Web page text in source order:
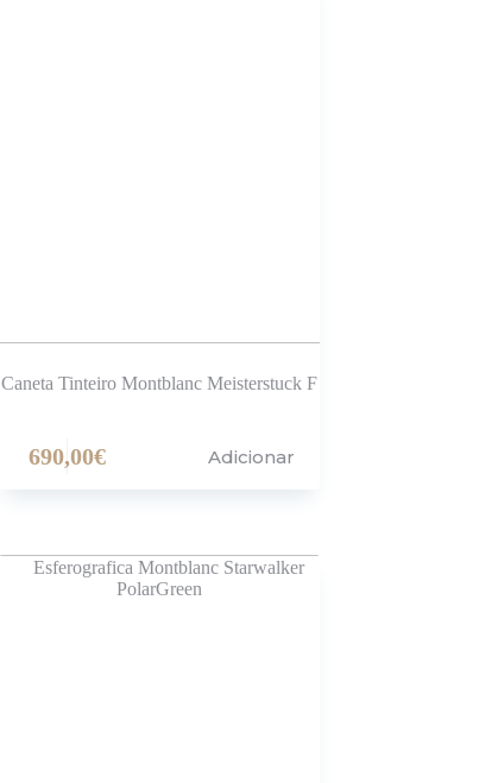
Caneta Tinteiro Montblanc Meisterstuck F
690,00€ Adicionar